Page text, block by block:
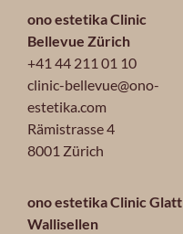
ono estetika Clinic
Bellevue Zürich
+41 44 211 01 10
clinic-bellevue@ono-
estetika.com
Rämistrasse 4
8001 Zürich
ono estetika Clinic Glatt
Wallisellen